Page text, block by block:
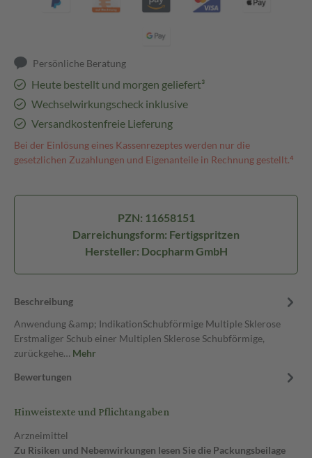
Persönliche Beratung
Heute bestellt und morgen geliefert³
Wechselwirkungscheck inklusive
Versandkostenfreie Lieferung
Bei der Einlösung eines Kassenrezeptes werden nur die
gesetzlichen Zuzahlungen und Eigenanteile in Rechnung gestellt.⁴
PZN: 11658151
Darreichungsform: Fertigspritzen
Hersteller: Docpharm GmbH
Beschreibung
Anwendung &amp; IndikationSchubförmige Multiple Sklerose
Erstmaliger Schub einer Multiplen Sklerose Schubförmige,
zurückgehe… Mehr
Bewertungen
Hinweistexte und Pflichtangaben
Arzneimittel
Zu Risiken und Nebenwirkungen lesen Sie die Packungsbeilage